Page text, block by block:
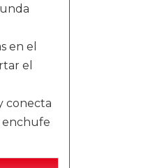
en el
el
conecta
enchufe